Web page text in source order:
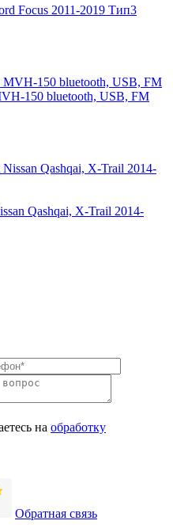
Focus 2011-2019 Тип3
150 bluetooth, USB, FM
Qashqai, X-Trail 2014-
на обработку
Обратная связь